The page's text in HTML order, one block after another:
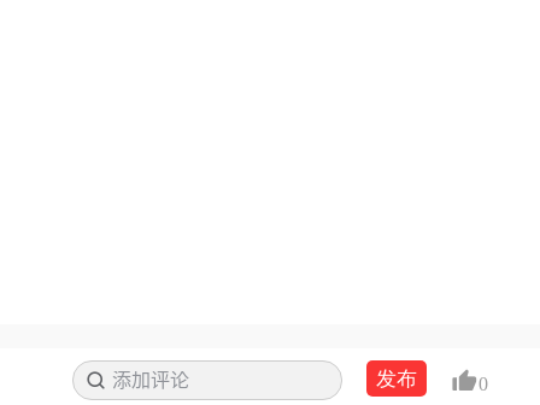
添加评论 搜索发布 0